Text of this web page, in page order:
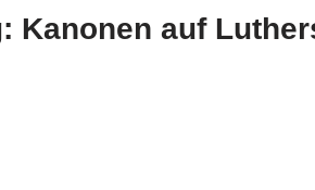
Kanonen auf